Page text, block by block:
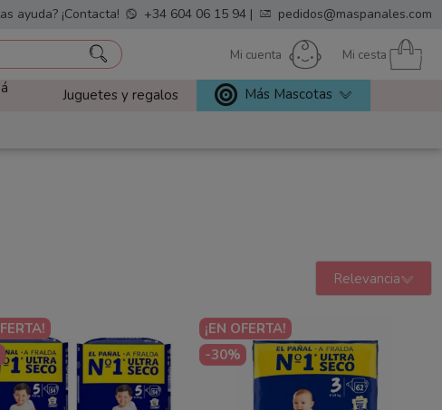
ayuda? ¡Contacta! +34 604 06 15 94 | pedidos@maspanales.com
Mi cuenta Mi cesta
Juguetes y regalos Más Mascotas
Relevancia
¡EN OFERTA!
-30%